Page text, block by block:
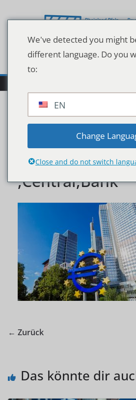
Inhalt
,Central,Bank
← Zurück
Das könnte dir
We've detected you might
different language. Do you
to:
EN
Change
Close and do not switch